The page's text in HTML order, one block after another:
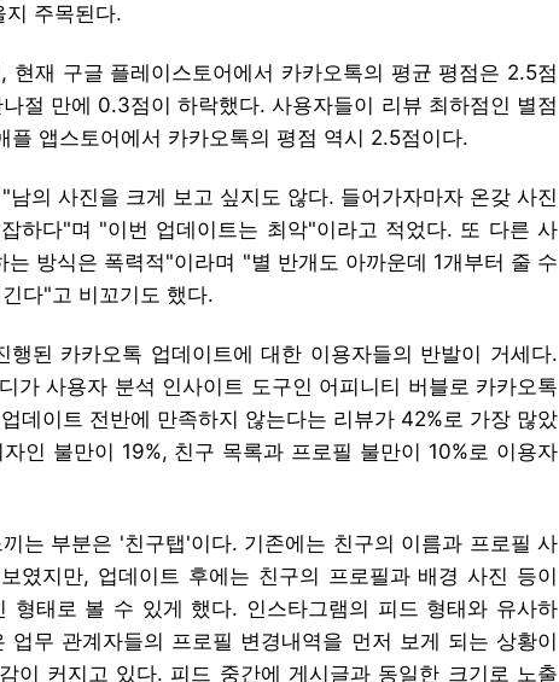
지 주목된다.
현재 구글 플레이스토어에서 카카오톡의 평균 평점은 2.5점
절 만에 0.3점이 하락했다. 사용자들이 리뷰 최하점인 별점
플 앱스토어에서 카카오톡의 평점 역시 2.5점이다.
남의 사진을 크게 보고 싶지도 않다. 들어가자마자 온갖 사진
하다"며 "이번 업데이트는 최악"이라고 적었다. 또 다른 사
방식은 폭력적"이라며 "별 반개도 아까운데 1개부터 줄 수
다"고 비꼬기도 했다.
행된 카카오톡 업데이트에 대한 이용자들의 반발이 거세다.
가 사용자 분석 인사이트 도구인 어피니티 버블로 카카오톡
데이트 전반에 만족하지 않는다는 리뷰가 42%로 가장 많았
인 불만이 19%, 친구 목록과 프로필 불만이 10%로 이용자
는 부분은 '친구탭'이다. 기존에는 친구의 이름과 프로필 사
였지만, 업데이트 후에는 친구의 프로필과 배경 사진 등이
형태로 볼 수 있게 했다. 인스타그램의 피드 형태와 유사하
무 관계자들의 프로필 변경내역을 먼저 보게 되는 상황이
이 커지고 있다. 피드 중간에 게시글과 동일한 크기로 노출